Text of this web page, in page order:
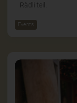
Rädli teil.
Events